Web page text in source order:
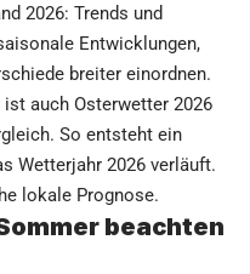
2026: Trends und
Entwicklungen,
breiter einordnen.
ist auch Osterwetter 2026
So entsteht ein
Wetterjahr 2026 verläuft.
lokale Prognose.
beachten